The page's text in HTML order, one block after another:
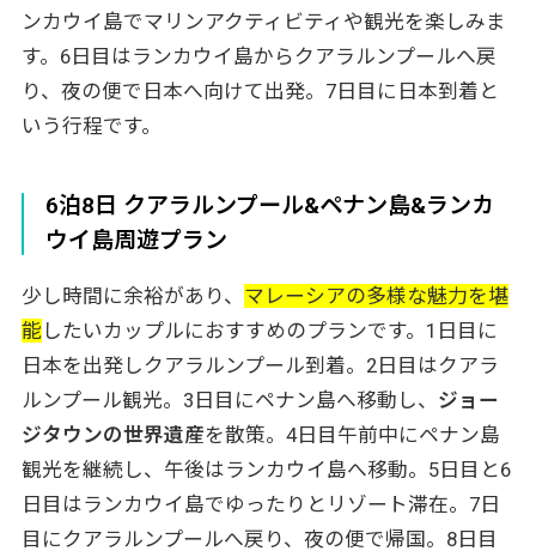
ンカウイ島でマリンアクティビティや観光を楽しみま
す。6日目はランカウイ島からクアラルンプールへ戻
り、夜の便で日本へ向けて出発。7日目に日本到着と
いう行程です。
6泊8日 クアラルンプール&ペナン島&ランカ
ウイ島周遊プラン
少し時間に余裕があり、 マレーシアの多様な魅力を堪
能したいカップルにおすすめのプランです。1日目に
日本を出発しクアラルンプール到着。2日目はクアラ
ルンプール観光。3日目にペナン島へ移動し、 ジョー
ジタウンの世界遺産を散策。4日目午前中にペナン島
観光を継続し、午後はランカウイ島へ移動。5日目と6
日目はランカウイ島でゆったりとリゾート滞在。7日
目にクアラルンプールへ戻り、夜の便で帰国。8日目